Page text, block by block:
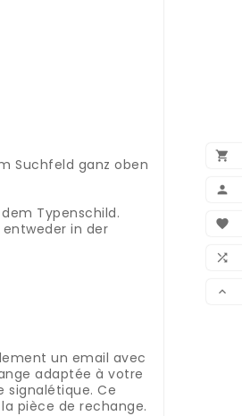





Suchfeld ganz oben
Typenschild.
entweder in der
un email avec
adaptée à votre
signalétique. Ce
pièce de rechange.